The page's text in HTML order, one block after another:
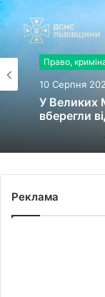
Право,
10 Серпня
У Великих
вберегли
Реклама